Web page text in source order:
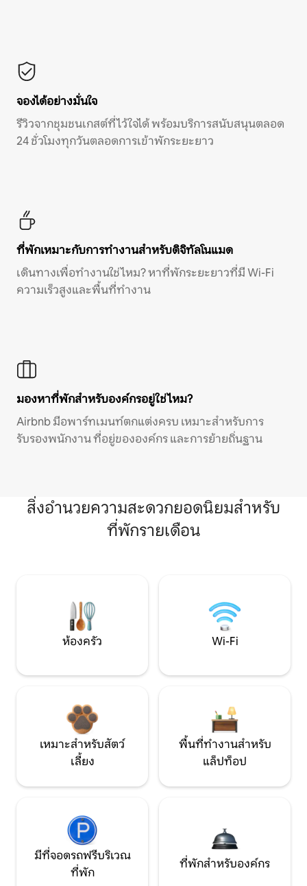
จองได้อย่างมั่นใจ
รีวิวจากชุมชนเกสต์ที่ไว้ใจได้ พร้อมบริการสนับสนุนตลอด
24 ชั่วโมงทุกวันตลอดการเข้าพักระยะยาว
ที่พักเหมาะกับการทำงานสำหรับดิจิทัลโนแมด
เดินทางเพื่อทำงานใช่ไหม? หาที่พักระยะยาวที่มี Wi-Fi
ความเร็วสูงและพื้นที่ทำงาน
มองหาที่พักสำหรับองค์กรอยู่ใช่ไหม?
Airbnb มีอพาร์ทเมนท์ตกแต่งครบ เหมาะสำหรับการ
รับรองพนักงาน ที่อยู่ขององค์กร และการย้ายถิ่นฐาน
สิ่งอำนวยความสะดวกยอดนิยมสำหรับ
ที่พักรายเดือน
ห้องครัว Wi-Fi
เหมาะสำหรับสัตว์
เลี้ยง
พื้นที่ทำงานสำหรับ
แล็ปท็อป
มีที่จอดรถฟรีบริเวณ
ที่พัก
ที่พักสำหรับองค์กร